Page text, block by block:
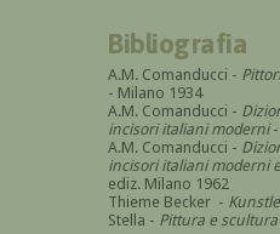
Bibliografia
A.M. Comanducci -
- Milano 1934
A.M. Comanducci -
incisori italiani moderni-
A.M. Comanducci -
incisori italiani moderni
ediz. Milano 1962
Thieme Becker -
Stella - Pittura e